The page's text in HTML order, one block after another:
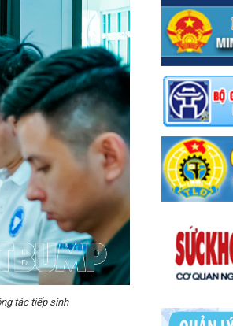
tác tiếp sinh